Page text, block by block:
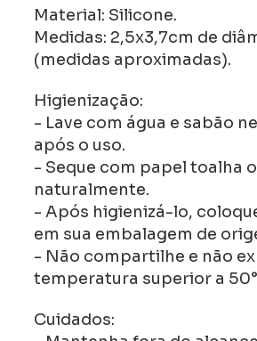
Material: Silicone.
Medidas: 2,5x3,7cm de
(medidas aproximadas).
Higienização:
- Lave com água e sabão
após o uso.
- Seque com papel toalha
naturalmente.
- Após higienizá-lo,
em sua embalagem de
- Não compartilhe e não
temperatura superior a
Cuidados: